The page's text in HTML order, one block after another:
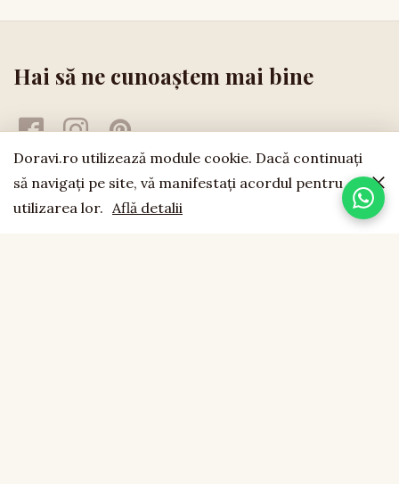
Hai să ne cunoaștem mai bine
Doravi.ro utilizează module cookie. Dacă continuaţi
să navigaţi pe site, vă manifestaţi acordul pentru
utilizarea lor. Află detalii